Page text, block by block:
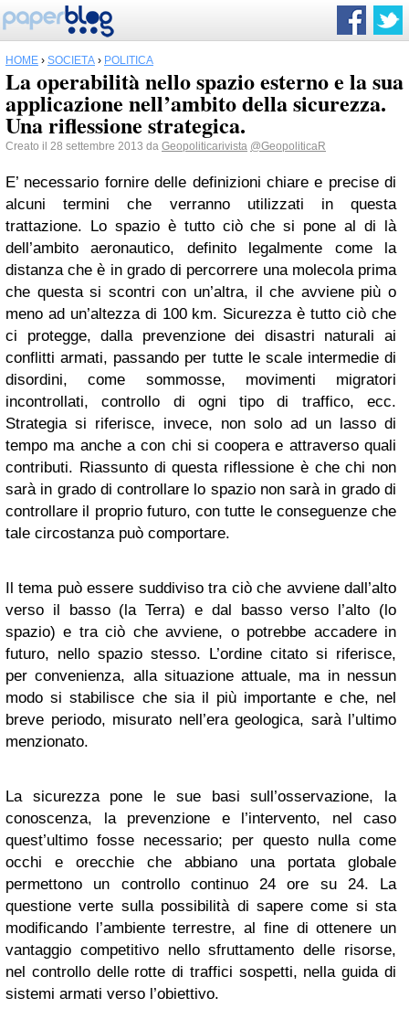
HOME › SOCIETÀ › POLITICA
La operabilità nello spazio esterno e la sua
applicazione nell’ambito della sicurezza.
Una riflessione strategica.
Creato il 28 settembre 2013 da Geopoliticarivista @GeopoliticaR
E’ necessario fornire delle definizioni chiare e precise di
alcuni termini che verranno utilizzati in questa
trattazione. Lo spazio è tutto ciò che si pone al di là
dell’ambito aeronautico, definito legalmente come la
distanza che è in grado di percorrere una molecola prima
che questa si scontri con un’altra, il che avviene più o
meno ad un’altezza di 100 km. Sicurezza è tutto ciò che
ci protegge, dalla prevenzione dei disastri naturali ai
conflitti armati, passando per tutte le scale intermedie di
disordini, come sommosse, movimenti migratori
incontrollati, controllo di ogni tipo di traffico, ecc.
Strategia si riferisce, invece, non solo ad un lasso di
tempo ma anche a con chi si coopera e attraverso quali
contributi. Riassunto di questa riflessione è che chi non
sarà in grado di controllare lo spazio non sarà in grado di
controllare il proprio futuro, con tutte le conseguenze che
tale circostanza può comportare.
Il tema può essere suddiviso tra ciò che avviene dall’alto
verso il basso (la Terra) e dal basso verso l’alto (lo
spazio) e tra ciò che avviene, o potrebbe accadere in
futuro, nello spazio stesso. L’ordine citato si riferisce,
per convenienza, alla situazione attuale, ma in nessun
modo si stabilisce che sia il più importante e che, nel
breve periodo, misurato nell’era geologica, sarà l’ultimo
menzionato.
La sicurezza pone le sue basi sull’osservazione, la
conoscenza, la prevenzione e l’intervento, nel caso
quest’ultimo fosse necessario; per questo nulla come
occhi e orecchie che abbiano una portata globale
permettono un controllo continuo 24 ore su 24. La
questione verte sulla possibilità di sapere come si sta
modificando l’ambiente terrestre, al fine di ottenere un
vantaggio competitivo nello sfruttamento delle risorse,
nel controllo delle rotte di traffici sospetti, nella guida di
sistemi armati verso l’obiettivo.